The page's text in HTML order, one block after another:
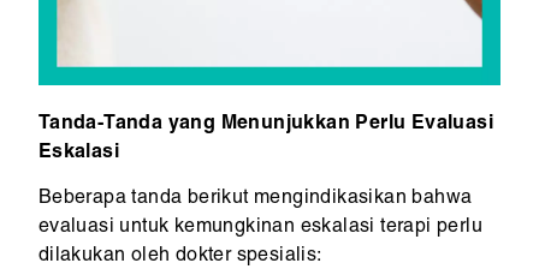
Tanda-Tanda yang Menunjukkan Perlu Evaluasi
Eskalasi
Beberapa tanda berikut mengindikasikan bahwa
evaluasi untuk kemungkinan eskalasi terapi perlu
dilakukan oleh dokter spesialis: